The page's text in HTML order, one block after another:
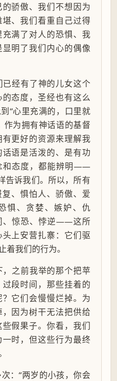
骄傲、我们不想因为
、我们看重自己过得
满了对人的恐惧、我
明了我们内心的偶像
经有了神的儿女这个
态度，圣经也有这么
“心里充满的，口里就
作为拥有神话语的基督
更好的资源来理解我
语是活泼的、是有功
和态度，都能辨明——
告诉我们。所以，所有
、惧怕人、骄傲、爱
惧、贪婪、嫉妒、仇
、惊恐、悖逆——这所
上安营扎寨：它们驱
着我们的行为。
之前我举的那个把苹
段时间，那些挂着的
它们会慢慢烂掉。为
因为树干无法把供给
假果子。你看，我们
时，但这些行为最终
：“两岁的小孩，你会